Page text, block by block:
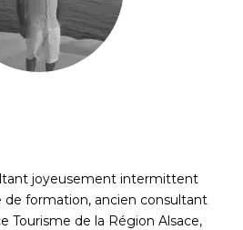
joyeusement intermittent
de formation, ancien consultant
Tourisme de la Région Alsace,